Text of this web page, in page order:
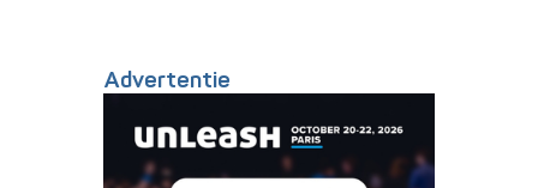
Advertentie